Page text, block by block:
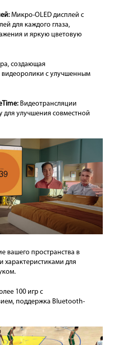
Микро-OLED дисплей с
для каждого глаза,
и яркую цветовую
создающая
с улучшенным
Видеотрансляции
для улучшения совместной
вашего пространства в
для
100 игр с
поддержка Bluetooth-